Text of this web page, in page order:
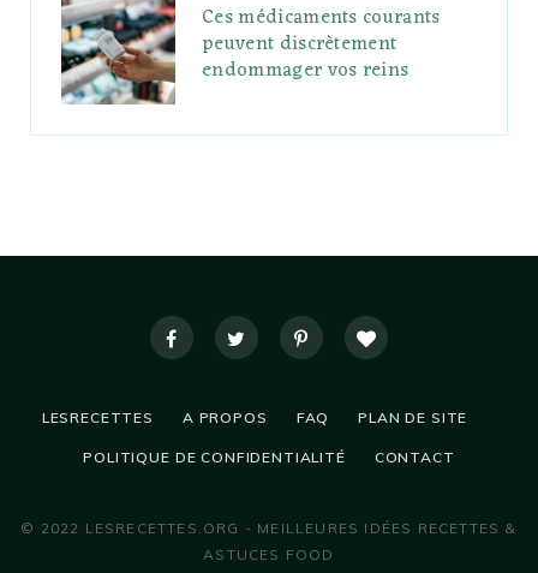
Ces médicaments courants
peuvent discrètement
endommager vos reins
LESRECETTES A PROPOS FAQ PLAN DE SITE
POLITIQUE DE CONFIDENTIALITÉ CONTACT
© 2022 LESRECETTES.ORG - MEILLEURES IDÉES RECETTES &
ASTUCES FOOD